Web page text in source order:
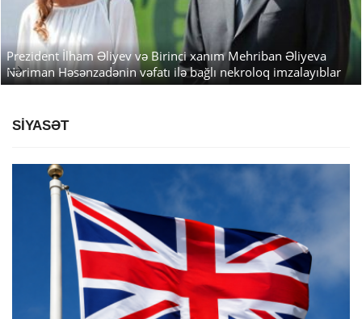
Prezident İlham Əliyev və Birinci xanım Mehriban Əliyeva
Nəriman Həsənzadənin vəfatı ilə bağlı nekroloq imzalayıblar
-->
SİYASƏT